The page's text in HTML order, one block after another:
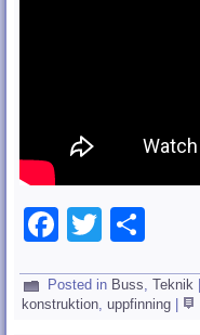
Facebook
Twitter
Posted in Buss,Teknik
konstruktion ,uppfinning |